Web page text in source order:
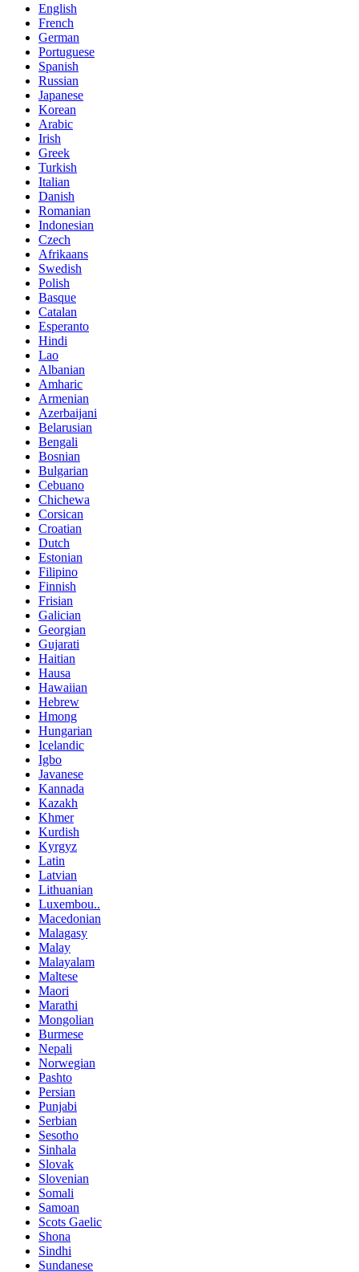
English
French
German
Portuguese
Spanish
Russian
Japanese
Korean
Arabic
Irish
Greek
Turkish
Italian
Danish
Romanian
Indonesian
Czech
Afrikaans
Swedish
Polish
Basque
Catalan
Esperanto
Hindi
Lao
Albanian
Amharic
Armenian
Azerbaijani
Belarusian
Bengali
Bosnian
Bulgarian
Cebuano
Chichewa
Corsican
Croatian
Dutch
Estonian
Filipino
Finnish
Frisian
Galician
Georgian
Gujarati
Haitian
Hausa
Hawaiian
Hebrew
Hmong
Hungarian
Icelandic
Igbo
Javanese
Kannada
Kazakh
Khmer
Kurdish
Kyrgyz
Latin
Latvian
Lithuanian
Luxembou..
Macedonian
Malagasy
Malay
Malayalam
Maltese
Maori
Marathi
Mongolian
Burmese
Nepali
Norwegian
Pashto
Persian
Punjabi
Serbian
Sesotho
Sinhala
Slovak
Slovenian
Somali
Samoan
Scots Gaelic
Shona
Sindhi
Sundanese